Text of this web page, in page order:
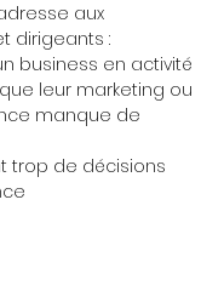
aux
dirigeants :
business en activité
leur marketing ou
manque de
trop de décisions